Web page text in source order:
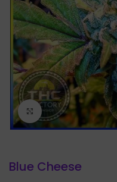
Click to enlarge
Blue Cheese